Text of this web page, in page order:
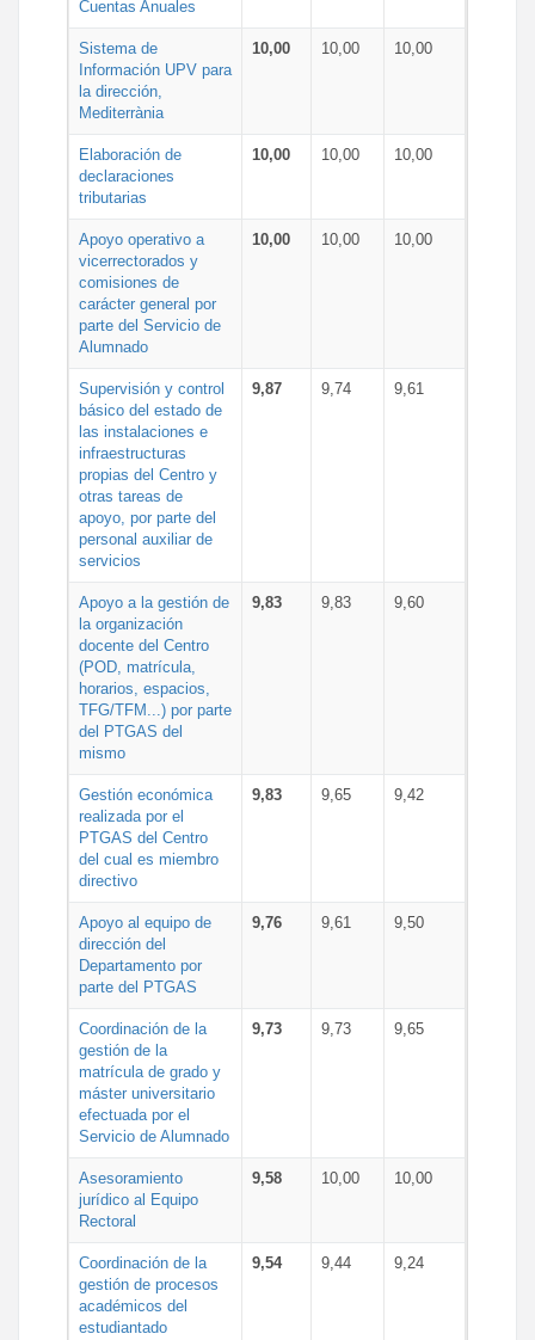
Cuentas Anuales
Sistema de
Información UPV para
la dirección,
Mediterrània
10,00 10,00 10,00
Elaboración de
declaraciones
tributarias
10,00 10,00 10,00
Apoyo operativo a
vicerrectorados y
comisiones de
carácter general por
parte del Servicio de
Alumnado
10,00 10,00 10,00
Supervisión y control
básico del estado de
las instalaciones e
infraestructuras
propias del Centro y
otras tareas de
apoyo, por parte del
personal auxiliar de
servicios
9,87 9,74 9,61
Apoyo a la gestión de
la organización
docente del Centro
(POD, matrícula,
horarios, espacios,
TFG/TFM...) por parte
del PTGAS del
mismo
9,83 9,83 9,60
Gestión económica
realizada por el
PTGAS del Centro
del cual es miembro
directivo
9,83 9,65 9,42
Apoyo al equipo de
dirección del
Departamento por
parte del PTGAS
9,76 9,61 9,50
Coordinación de la
gestión de la
matrícula de grado y
máster universitario
efectuada por el
Servicio de Alumnado
9,73 9,73 9,65
Asesoramiento
jurídico al Equipo
Rectoral
9,58 10,00 10,00
Coordinación de la
gestión de procesos
académicos del
estudiantado
9,54 9,44 9,24